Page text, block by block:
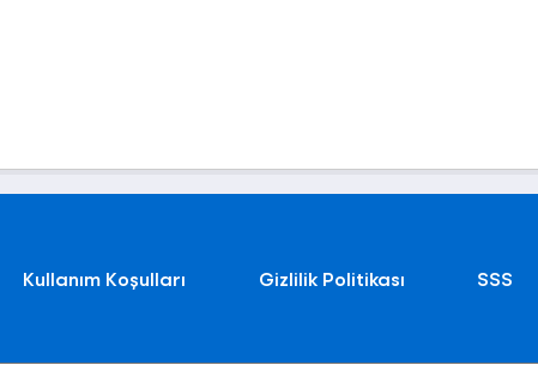
Kullanım Koşulları Gizlilik Politikası SSS